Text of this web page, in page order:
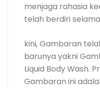
menjaga rahasia
telah berdiri
kini, Gambaran
barunya yakni
Liquid Body Wash.
Gambaran ini